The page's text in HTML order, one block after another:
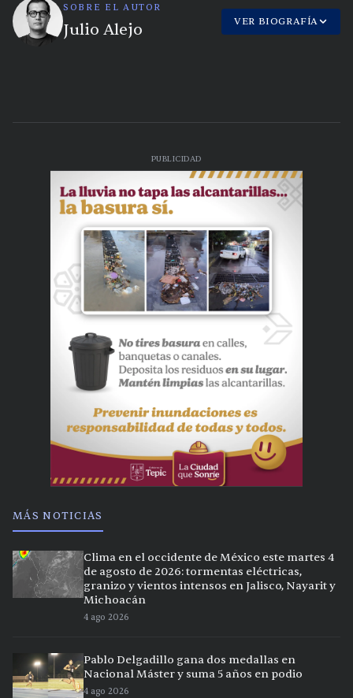
SOBRE EL AUTOR
Julio Alejo VER BIOGRAFÍA
PUBLICIDAD
MÁS NOTICIAS
Clima en el occidente de México este martes 4
de agosto de 2026: tormentas eléctricas,
granizo y vientos intensos en Jalisco, Nayarit y
Michoacán
4 ago 2026
Pablo Delgadillo gana dos medallas en
Nacional Máster y suma 5 años en podio
4 ago 2026